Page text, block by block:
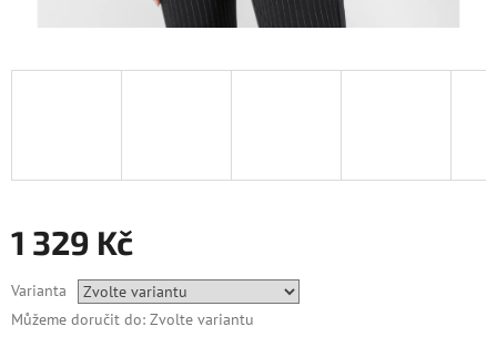
1 329 Kč
cena:
Varianta
Můžeme doručit do: Zvolte variantu